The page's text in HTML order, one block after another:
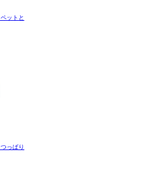
ペットと
つっぱり